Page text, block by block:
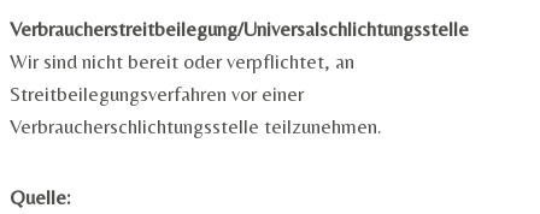
Verbraucherstreitbeilegung/Universalschlichtungsstelle
Wir sind nicht bereit oder verpflichtet, an
Streitbeilegungsverfahren vor einer
Verbraucherschlichtungsstelle teilzunehmen.
Quelle: